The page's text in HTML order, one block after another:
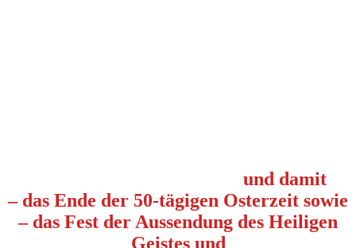
und damit
– das Ende der 50-tägigen Osterzeit sowie
– das Fest der Aussendung des Heiligen
Geistes und